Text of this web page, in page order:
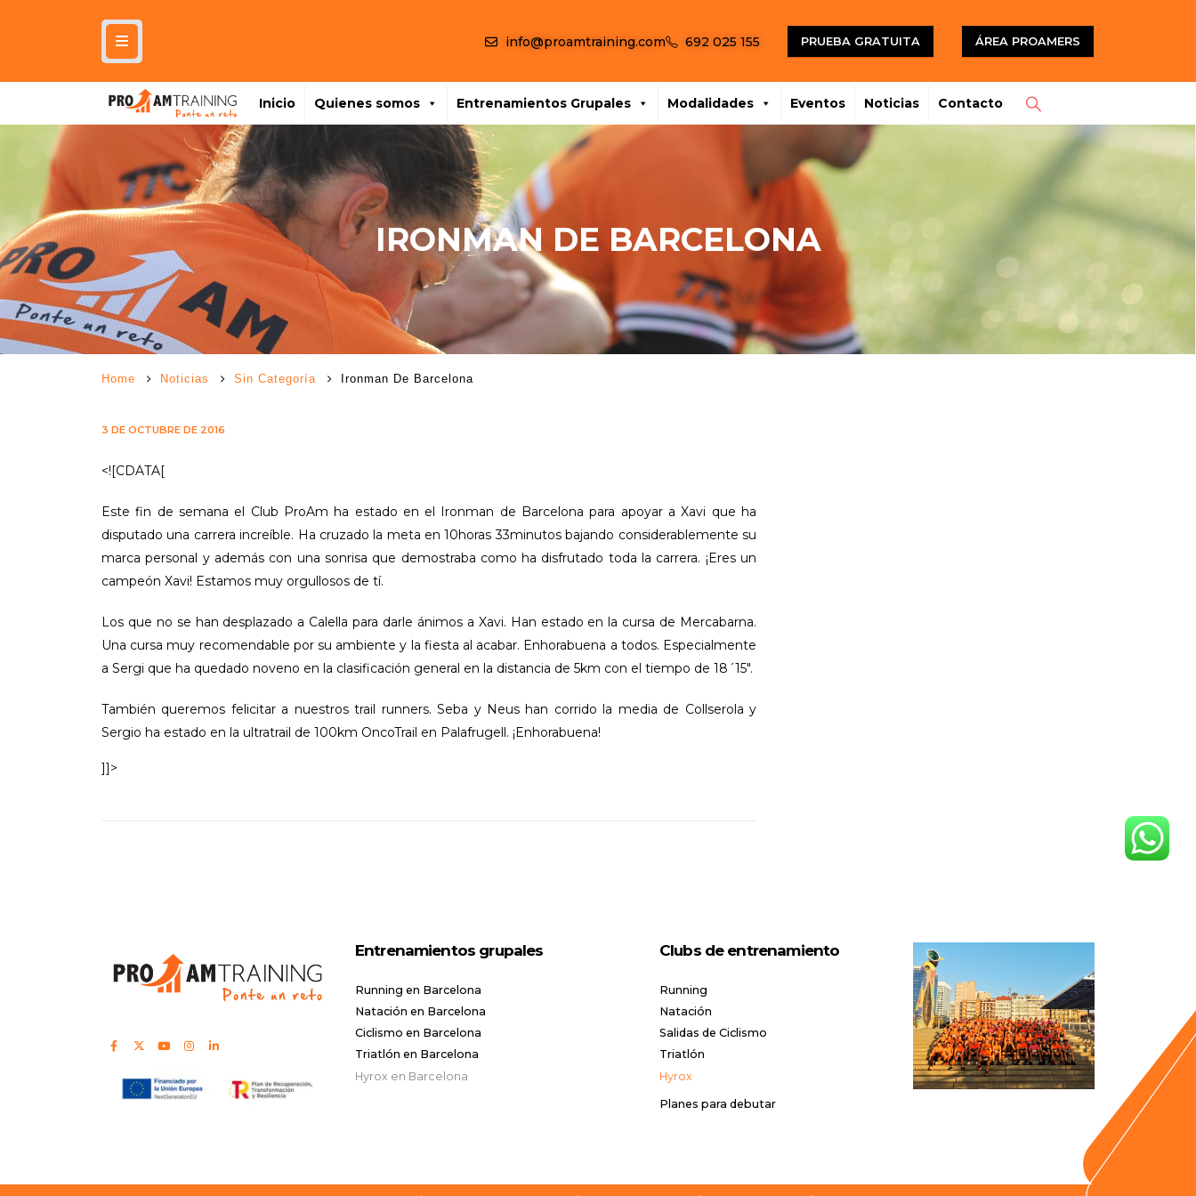
info@proamtraining.com 692 025 155 PRUEBA GRATUITA ÁREA PROAMERS
Inicio Quienes somos Entrenamientos Grupales Modalidades Eventos Noticias Contacto
IRONMAN DE BARCELONA
Home Noticias Sin Categoría Ironman De Barcelona
3 DE OCTUBRE DE 2016
<![CDATA[
Este fin de semana el Club ProAm ha estado en el Ironman de Barcelona para apoyar a Xavi que ha
disputado una carrera increíble. Ha cruzado la meta en 10horas 33minutos bajando considerablemente su
marca personal y además con una sonrisa que demostraba como ha disfrutado toda la carrera. ¡Eres un
campeón Xavi! Estamos muy orgullosos de tí.
Los que no se han desplazado a Calella para darle ánimos a Xavi. Han estado en la cursa de Mercabarna.
Una cursa muy recomendable por su ambiente y la fiesta al acabar. Enhorabuena a todos. Especialmente
a Sergi que ha quedado noveno en la clasificación general en la distancia de 5km con el tiempo de 18´15″.
También queremos felicitar a nuestros trail runners. Seba y Neus han corrido la media de Collserola y
Sergio ha estado en la ultratrail de 100km OncoTrail en Palafrugell. ¡Enhorabuena!
]]>
Entrenamientos grupales
Running en Barcelona
Natación en Barcelona
Ciclismo en Barcelona
Triatlón en Barcelona
Hyrox en Barcelona
Clubs de entrenamiento
Running
Natación
Salidas de Ciclismo
Triatlón
Hyrox
Planes para debutar